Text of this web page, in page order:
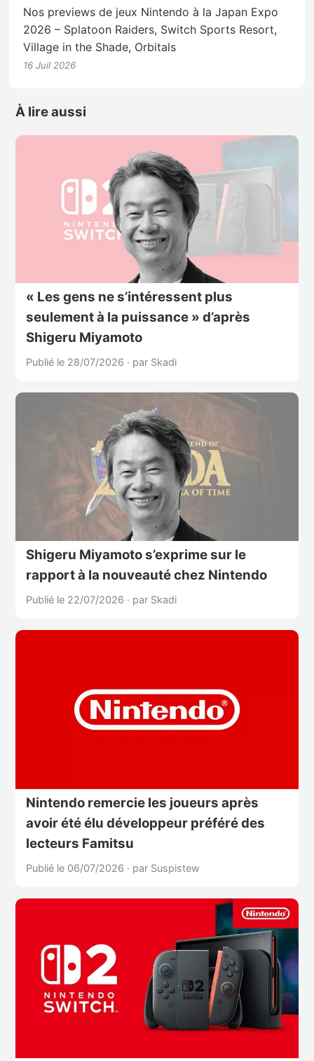
Nos previews de jeux Nintendo à la Japan Expo
2026 – Splatoon Raiders, Switch Sports Resort,
Village in the Shade, Orbitals
16 Juil 2026
À lire aussi
« Les gens ne s’intéressent plus
seulement à la puissance » d’après
Shigeru Miyamoto
Publié le 28/07/2026 · par Skadi
Shigeru Miyamoto s’exprime sur le
rapport à la nouveauté chez Nintendo
Publié le 22/07/2026 · par Skadi
Nintendo remercie les joueurs après
avoir été élu développeur préféré des
lecteurs Famitsu
Publié le 06/07/2026 · par Suspistew